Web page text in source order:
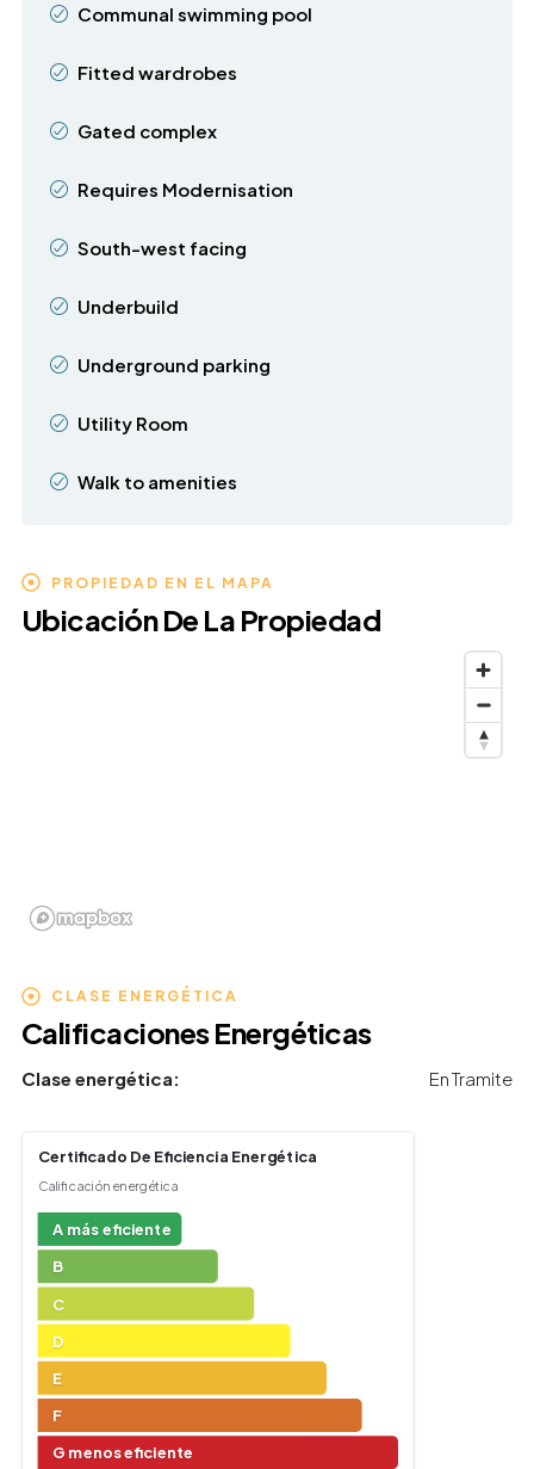
Communal swimming pool
Fitted wardrobes
Gated complex
Requires Modernisation
South-west facing
Underbuild
Underground parking
Utility Room
Walk to amenities
PROPIEDAD EN EL MAPA
Ubicación De La Propiedad
CLASE ENERGÉTICA
Calificaciones Energéticas
Clase energética: En Tramite
Certificado De Eficiencia Energética
Calificación energética
A más eficiente
B
C
D
E
F
G menos eficiente